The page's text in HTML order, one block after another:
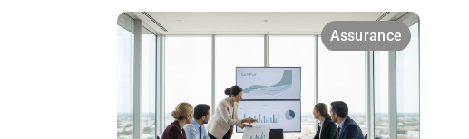
Assurance